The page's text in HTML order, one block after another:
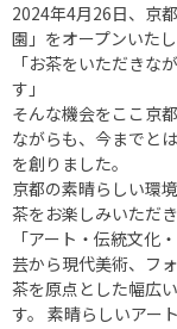
2024年4月26日、京
園」をオープンいたし
「お茶をいただきな
す」
そんな機会をここ京
ながらも、今までと
を創りました。
京都の素晴らしい環
茶をお楽しみいただ
「アート・伝統文化
芸から現代美術、フ
茶を原点とした幅広
す。 素晴らしいアー